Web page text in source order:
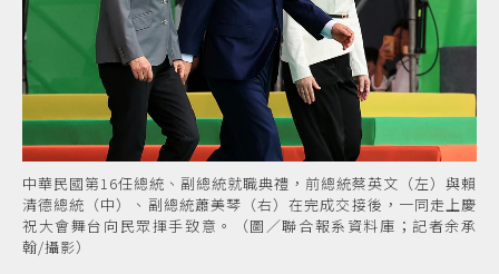
中華民國第16任總統、副總統就職典禮，前總統蔡英文（左）與賴
清德總統（中）、副總統蕭美琴（右）在完成交接後，一同走上慶
祝大會舞台向民眾揮手致意。（圖／聯合報系資料庫；記者余承
翰/攝影）